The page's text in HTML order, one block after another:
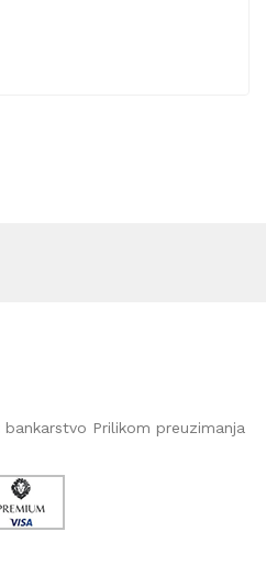
Prilikom preuzimanja